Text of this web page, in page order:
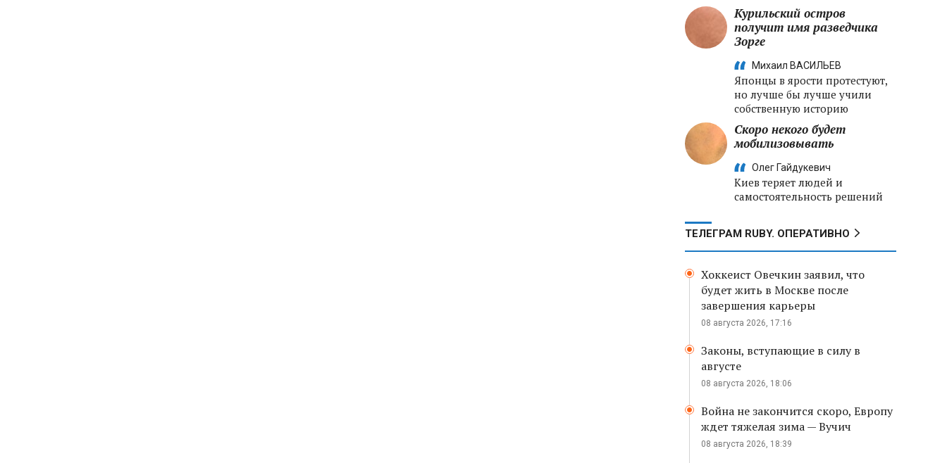
Курильский остров
получит имя разведчика
Зорге
Михаил ВАСИЛЬЕВ
Японцы в ярости протестуют,
но лучше бы лучше учили
собственную историю
Скоро некого будет
мобилизовывать
Олег Гайдукевич
Киев теряет людей и
самостоятельность решений
ТЕЛЕГРАМ RUBY. ОПЕРАТИВНО
Хоккеист Овечкин заявил, что
будет жить в Москве после
завершения карьеры
08 августа 2026, 17:16
Законы, вступающие в силу в
августе
08 августа 2026, 18:06
Война не закончится скоро, Европу
ждет тяжелая зима — Вучич
08 августа 2026, 18:39